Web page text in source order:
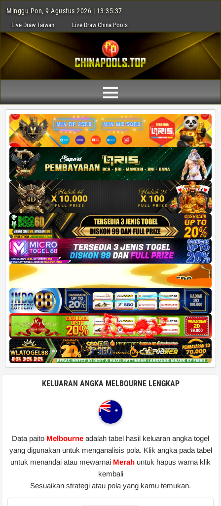
Minggu Pon, 9 Agustus 2026 | 13:35:38
Live Draw Taiwan Live Draw China Pools
KELUARAN ANGKA MELBOURNE LENGKAP
Data paito Melbourne adalah tabel hasil keluaran angka togel
yang digunakan untuk menganalisis pola. Klik angka pada tabel
untuk menandai atau mewarnai Merah untuk hapus warna klik
kembali
Sesuaikan strategi atau pola yang kamu temukan.